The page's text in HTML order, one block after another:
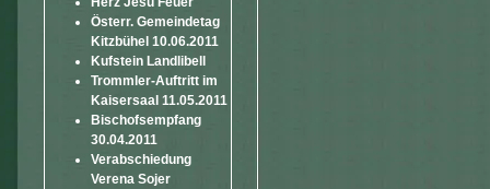
Österr. Gemeindetag
Kitzbühel 10.06.2011
Kufstein Landlibell
Trommler-Auftritt im
Kaisersaal 11.05.2011
Bischofsempfang
30.04.2011
Verabschiedung
Verena Sojer